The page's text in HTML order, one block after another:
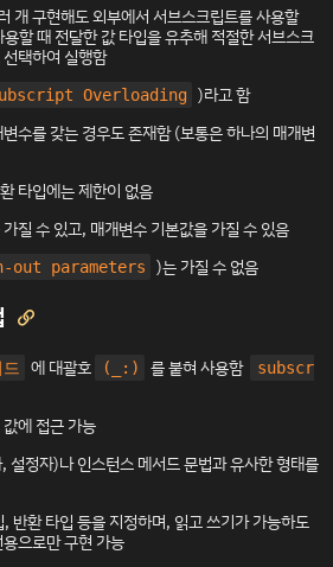
개 구현해도 외부에서 서브스크립트를 사용할
할 때 전달한 값 타입을 유추해 적절한 서브스크
택하여 실행함
Overloading )라고 함
수를 갖는 경우도 존재함 (보통은 하나의 매개변
타입에는 제한이 없음
질 수 있고, 매개변수 기본값을 가질 수 있음
out parameters )는 가질 수 없음

에 대괄호 (_:) 를 붙혀 사용함
subscr
에 접근 가능
설정자)나인스턴스 메서드문법과 유사한 형태를
반환 타입 등을 지정하며, 읽고 쓰기가 가능하도
으로만 구현 가능